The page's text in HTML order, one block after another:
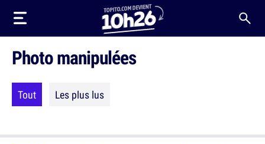
Photo manipulées
Tout Les plus lus